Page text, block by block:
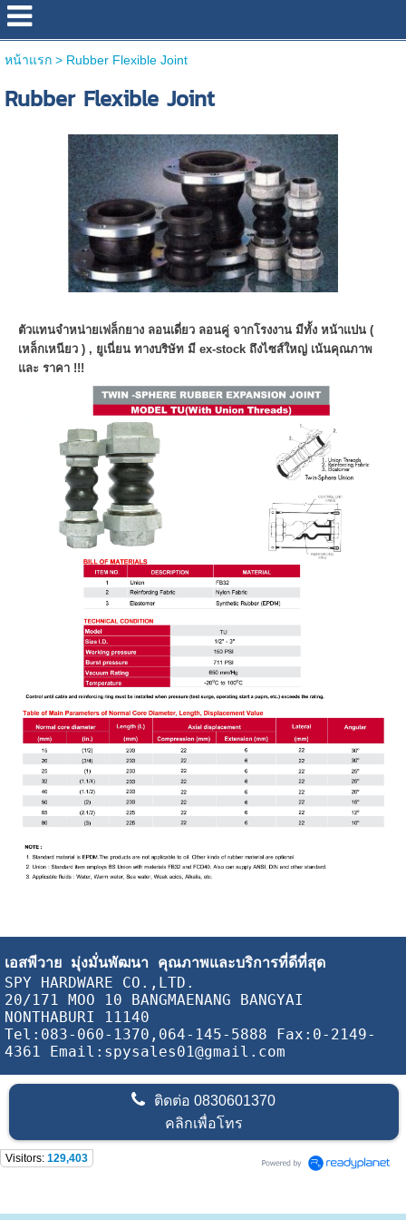
หน้าแรก> Rubber Flexible Joint
Rubber Flexible Joint
ตัวแทนจำหน่ายเฟล็กยาง ลอนเดี่ยว ลอนคู่ จากโรงงาน มีทั้ง หน้าแปน (
เหล็กเหนียว ) , ยูเนี่ยน ทางบริษัท มี ex-stock ถึงไซส์ใหญ่ เน้นคุณภาพ
และ ราคา !!!
เอสพีวาย มุ่งมั่นพัฒนา คุณภาพและบริการที่ดีที่สุด
SPY HARDWARE CO.,LTD.
20/171 MOO 10 BANGMAENANG BANGYAI
NONTHABURI 11140
Tel:083-060-1370,064-145-5888 Fax:0-2149-
4361 Email:spysales01@gmail.com
ติดต่อ0830601370
คลิกเพื่อโทร
Visitors: 129,403